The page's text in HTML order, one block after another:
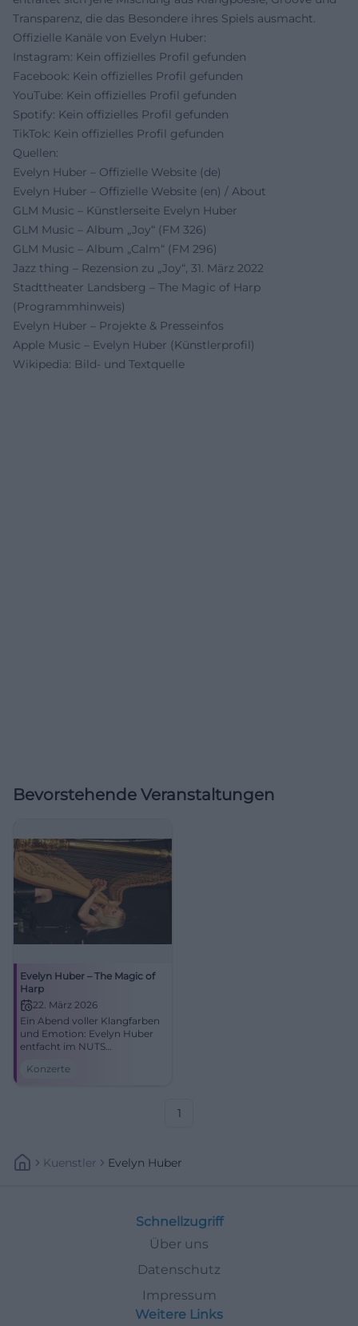
Transparenz, die das Besondere ihres Spiels ausmacht.
Offizielle Kanäle von Evelyn Huber:
Instagram: Kein offizielles Profil gefunden
Facebook: Kein offizielles Profil gefunden
YouTube: Kein offizielles Profil gefunden
Spotify: Kein offizielles Profil gefunden
TikTok: Kein offizielles Profil gefunden
Quellen:
Evelyn Huber – Offizielle Website (de)
Evelyn Huber – Offizielle Website (en) / About
GLM Music – Künstlerseite Evelyn Huber
GLM Music – Album „Joy“ (FM 326)
GLM Music – Album „Calm“ (FM 296)
Jazz thing – Rezension zu „Joy“, 31. März 2022
Stadttheater Landsberg – The Magic of Harp
(Programmhinweis)
Evelyn Huber – Projekte & Presseinfos
Apple Music – Evelyn Huber (Künstlerprofil)
Wikipedia: Bild- und Textquelle
Bevorstehende Veranstaltungen
Evelyn Huber – The Magic of
Harp
22. März 2026
Ein Abend voller Klangfarben
und Emotion: Evelyn Huber
entfacht im NUTS
Tango und New Classics.
Konzerte
1
Kuenstler Evelyn Huber
Schnellzugriff
Über uns
Datenschutz
Impressum
Weitere Links